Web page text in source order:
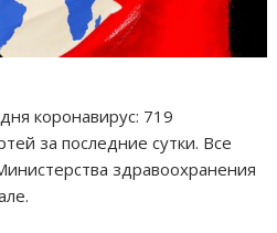
коронавирус: 719
за последние сутки. Все
здравоохранения